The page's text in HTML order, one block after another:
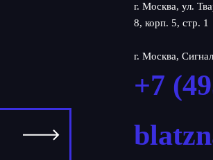
г. Москва, ул.
8, корп. 5, стр. 1
г. Москва,
+7